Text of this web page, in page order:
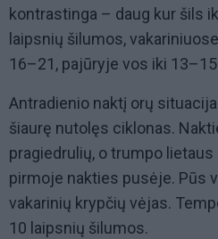
kontrastinga – daug kur šils
laipsnių šilumos,
16–21, pajūryje vos iki
Antradienio naktį orų
šiaurę nutolęs ciklonas.
pragiedrulių, o trumpo
pirmoje nakties pusėje. Pūs
vakarinių krypčių vėjas.
10 laipsnių šilumos.